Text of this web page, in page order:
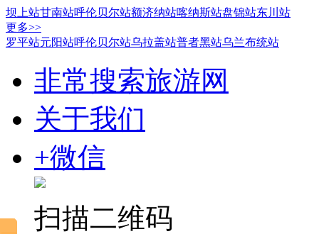
坝上站甘南站呼伦贝尔站额济纳站喀纳斯站盘锦站东川站
更多>>
罗平站元阳站呼伦贝尔站乌拉盖站普者黑站乌兰布统站
非常搜索旅游网
关于我们
+微信
扫描二维码